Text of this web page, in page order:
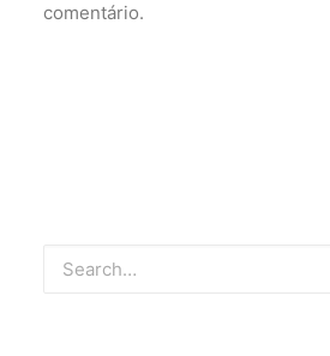
comentário.